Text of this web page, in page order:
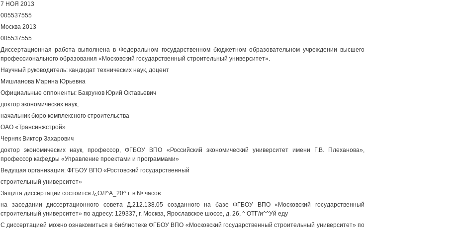
7 НОЯ 2013
005537555
Москва 2013
005537555
Диссертационная работа выполнена в Федеральном государственном бюджетном образовательном учреждении высшего
профессионального образования «Московский государственный строительный университет».
Научный руководитель: кандидат технических наук, доцент
Мишланова Марина Юрьевна
Официальные оппоненты: Бакрунов Юрий Октавьевич
доктор экономических наук,
начальник бюро комплексного строительства
ОАО «Трансинжстрой»
Черняк Виктор Захарович
доктор экономических наук, профессор, ФГБОУ ВПО «Российский экономический университет имени Г.В. Плеханова»,
профессор кафедры «Управление проектами и программами»
Ведущая организация: ФГБОУ ВПО «Ростовский государственный
строительный университет»
Защита диссертации состоится /¿ОЛ^А_20^ г. в № часов
на заседании диссертационного совета Д.212.138.05 созданного на базе ФГБОУ ВПО «Московский государственный
строительный университет» по адресу: 129337, г. Москва, Ярославское шоссе, д. 26, ^ ОТГ/и^^Уй еду
С диссертацией можно ознакомиться в библиотеке ФГБОУ ВПО «Московский государственный строительный университет» по